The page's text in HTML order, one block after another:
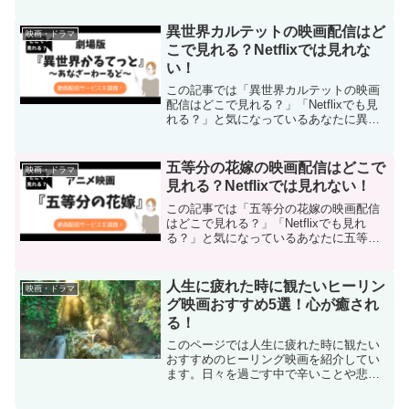
にも隠れた名作が存在します。ジブリの
隠れた名作をチェックしてみてください
ね。
映画・ドラマ
異世界カルテットの映画配信はど
こで見れる？Netflixでは見れな
い！
この記事では「異世界カルテットの映画
配信はどこで見れる？」「Netflixでも見
れる？」と気になっているあなたに異世
最初に結論を言うと、異世界カルテット
の映画はNetflixで配信なし。
映画・ドラマ
五等分の花嫁の映画配信はどこで
見れる？Netflixでは見れない！
この記事では「五等分の花嫁の映画配信
はどこで見れる？」「Netflixでも見れ
る？」と気になっているあなたに五等分
結論を言うと、五等分の花嫁の映画は
Netflixで配信なし。
映画・ドラマ
人生に疲れた時に観たいヒーリン
グ映画おすすめ5選！心が癒され
る！
このページでは人生に疲れた時に観たい
おすすめのヒーリング映画を紹介してい
ます。日々を過ごす中で辛いことや悲し